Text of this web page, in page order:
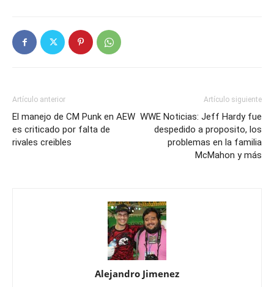
Artículo anterior
El manejo de CM Punk en AEW
es criticado por falta de
rivales creibles
Artículo siguiente
WWE Noticias: Jeff Hardy fue
despedido a proposito, los
problemas en la familia
McMahon y más
Alejandro Jimenez